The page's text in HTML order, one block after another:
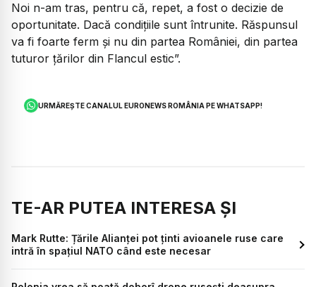
Noi n-am tras, pentru că, repet, a fost o decizie de
oportunitate. Dacă condițiile sunt întrunite. Răspunsul
va fi foarte ferm și nu din partea României, din partea
tuturor țărilor din Flancul estic”.
URMĂREȘTE CANALUL EURONEWS ROMÂNIA PE WHATSAPP!
TE-AR PUTEA INTERESA ȘI
Mark Rutte: Țările Alianței pot ținti avioanele ruse care
intră în spațiul NATO când este necesar